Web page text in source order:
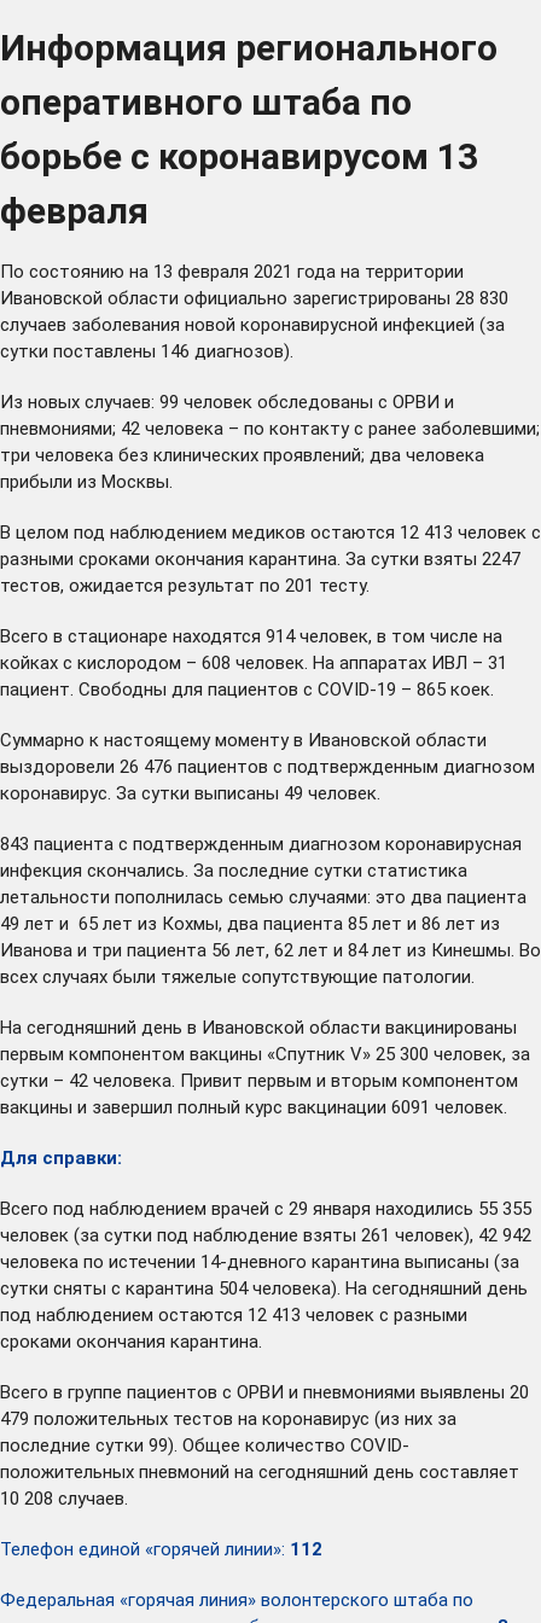
Информация регионального
оперативного штаба по
борьбе с коронавирусом 13
февраля
По состоянию на 13 февраля 2021 года на территории
Ивановской области официально зарегистрированы 28 830
случаев заболевания новой коронавирусной инфекцией (за
сутки поставлены 146 диагнозов).
Из новых случаев: 99 человек обследованы с ОРВИ и
пневмониями; 42 человека – по контакту с ранее заболевшими;
три человека без клинических проявлений; два человека
прибыли из Москвы.
В целом под наблюдением медиков остаются 12 413 человек с
разными сроками окончания карантина. За сутки взяты 2247
тестов, ожидается результат по 201 тесту.
Всего в стационаре находятся 914 человек, в том числе на
койках с кислородом – 608 человек. На аппаратах ИВЛ – 31
пациент. Свободны для пациентов с COVID-19 – 865 коек.
Суммарно к настоящему моменту в Ивановской области
выздоровели 26 476 пациентов с подтвержденным диагнозом
коронавирус. За сутки выписаны 49 человек.
843 пациента с подтвержденным диагнозом коронавирусная
инфекция скончались. За последние сутки статистика
летальности пополнилась семью случаями: это два пациента
49 лет и 65 лет из Кохмы, два пациента 85 лет и 86 лет из
Иванова и три пациента 56 лет, 62 лет и 84 лет из Кинешмы. Во
всех случаях были тяжелые сопутствующие патологии.
На сегодняшний день в Ивановской области вакцинированы
первым компонентом вакцины «Спутник V» 25 300 человек, за
сутки – 42 человека. Привит первым и вторым компонентом
вакцины и завершил полный курс вакцинации 6091 человек.
Для справки:
Всего под наблюдением врачей с 29 января находились 55 355
человек (за сутки под наблюдение взяты 261 человек), 42 942
человека по истечении 14-дневного карантина выписаны (за
сутки сняты с карантина 504 человека). На сегодняшний день
под наблюдением остаются 12 413 человек с разными
сроками окончания карантина.
Всего в группе пациентов с ОРВИ и пневмониями выявлены 20
479 положительных тестов на коронавирус (из них за
последние сутки 99). Общее количество COVID-
положительных пневмоний на сегодняшний день составляет
10 208 случаев.
Телефон единой «горячей линии»: 112
Федеральная «горячая линия» волонтерского штаба по